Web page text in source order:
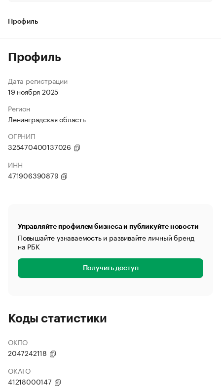
Профиль
Профиль
Дата регистрации
19 ноября 2025
Регион
Ленинградская область
ОГРНИП
325470400137026
ИНН
471906390879
Управляйте профилем бизнеса и публикуйте новости
Повышайте узнаваемость и развивайте личный бренд
на РБК
Получить доступ
Коды статистики
ОКПО
2047242118
ОКАТО
41218000147